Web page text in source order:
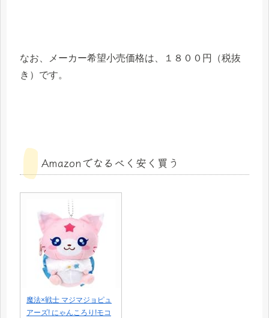
なお、メーカー希望小売価格は、１８００円（税抜
き）です。
Amazonでなるべく安く買う
魔法×戦士 マジマジョピュ
アーズ! にゃんころり!モコ